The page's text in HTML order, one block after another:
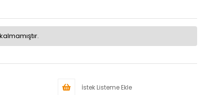
İstek Listeme Ekle